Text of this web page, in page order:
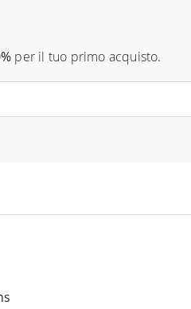
per il tuo primo acquisto.